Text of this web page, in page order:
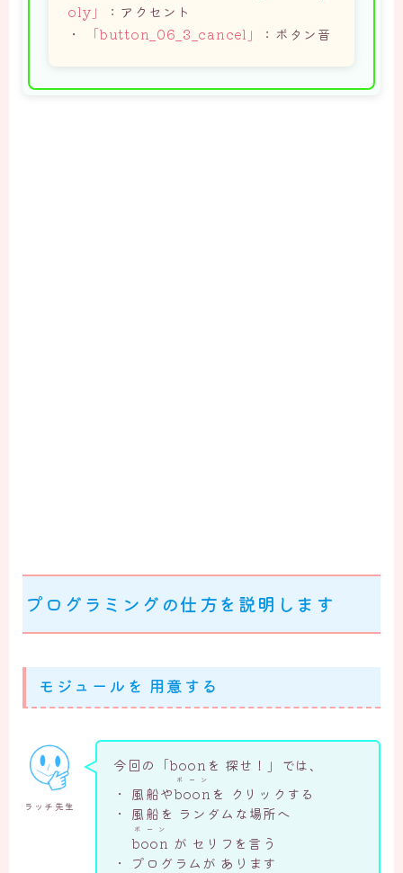
oly」
：アクセント
・
「button_06_3_cancel」 ：ボタン音
プログラミングの仕方を説明します
モジュールを 用意する
ラッチ先生
今回の「boonを 探せ！」では、
・ 風船やboon
ボーン
を クリックする
・ 風船を ランダムな場所へ
・
boon
ボーン
が セリフを言う
プログラムが あります